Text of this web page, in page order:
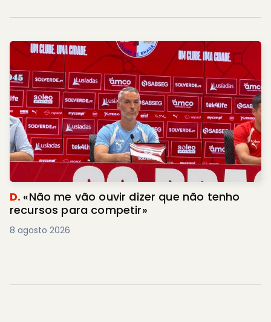
D. «Não me vão ouvir dizer que não tenho
recursos para competir»
8 agosto 2026